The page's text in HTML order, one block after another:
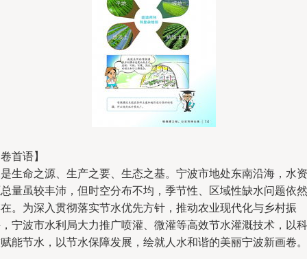
首语】
生命之源、生产之要、生态之基。宁波市地处东南沿海，水资
量虽较丰沛，但时空分布不均，季节性、区域性缺水问题依然
。为深入贯彻落实节水优先方针，推动农业现代化与乡村振
宁波市水利局大力推广喷灌、微灌等高效节水灌溉技术，以科
能节水，以节水保障发展，绘就人水和谐的美丽宁波新画卷。